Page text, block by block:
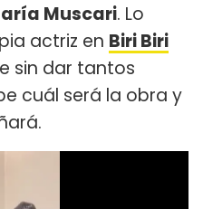
Muscari. Lo
actriz en Biri Biri
sin dar tantos
cuál será la obra y